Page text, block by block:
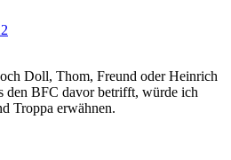
Doll, Thom, Freund oder Heinrich
den BFC davor betrifft, würde ich
Troppa erwähnen.